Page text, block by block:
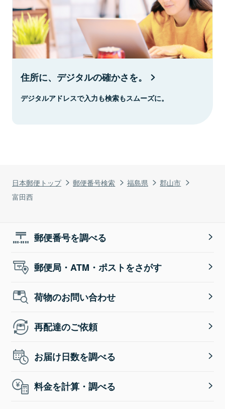
日本郵便トップ 郵便番号検索 福島県
郡山市
富田西
住所に、デジタルの確かさを。
デジタルアドレスで入力も検索もスムーズに。
郵便番号を調べる
郵便局・ATM・ポストをさがす
荷物のお問い合わせ
再配達のご依頼
お届け日数を調べる
料金を計算・調べる